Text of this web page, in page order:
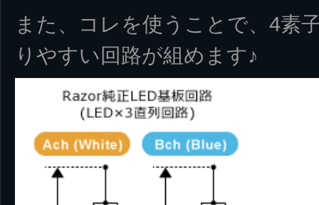
また、コレを使うことで、4素
りやすい回路が組めます♪